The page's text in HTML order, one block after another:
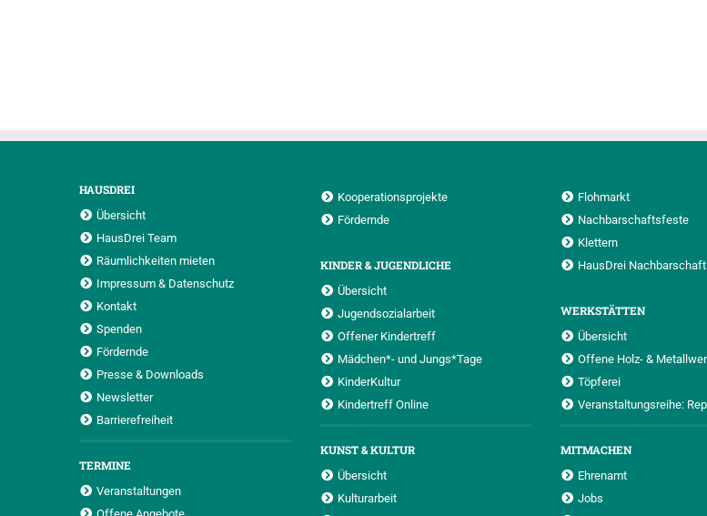
HAUSDREI
Übersicht
HausDrei Team
Räumlichkeiten mieten
Impressum & Datenschutz
Kontakt
Spenden
Fördernde
Presse & Downloads
Newsletter
Barrierefreiheit
TERMINE
Veranstaltungen
Kooperationsprojekte
Fördernde
KINDER & JUGENDLICHE
Übersicht
Jugendsozialarbeit
Offener Kindertreff
Mädchen*- und Jungs*Tage
KinderKultur
Kindertreff Online
KUNST & KULTUR
Übersicht
Kulturarbeit
Flohmarkt
Nachbarschaftsfeste
Klettern
HausDrei
WERKSTÄTTEN
Übersicht
Offene Holz- &
Töpferei
Veranstaltungsreihe:
MITMACHEN
Ehrenamt
Jobs